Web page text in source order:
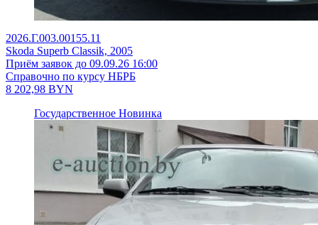
2026.Г.003.00155.11
Skoda Superb Classik, 2005
Приём заявок до 09.09.26 16:00
Справочно по курсу НБРБ
8 202,98 BYN
Государственное Новинка